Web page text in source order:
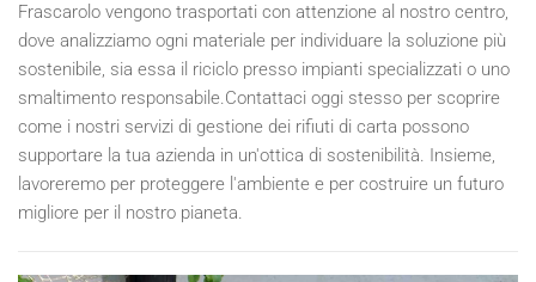
Frascarolo vengono trasportati con attenzione al nostro centro,
dove analizziamo ogni materiale per individuare la soluzione più
sostenibile, sia essa il riciclo presso impianti specializzati o uno
smaltimento responsabile.Contattaci oggi stesso per scoprire
come i nostri servizi di gestione dei rifiuti di carta possono
supportare la tua azienda in un'ottica di sostenibilità. Insieme,
lavoreremo per proteggere l'ambiente e per costruire un futuro
migliore per il nostro pianeta.